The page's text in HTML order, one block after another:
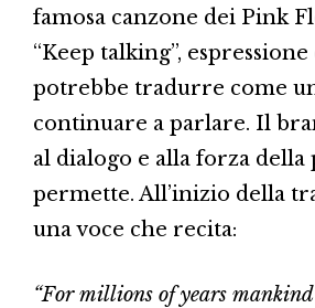
famosa canzone dei Pink
“Keep talking”, espressione
potrebbe tradurre come
continuare a parlare. Il
al dialogo e alla forza della
permette. All’inizio della
una voce che recita:
“For millions of years